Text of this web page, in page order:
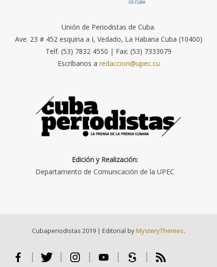
Unión de Periodistas de Cuba.
Ave. 23 # 452 esquina a I, Vedado, La Habana Cuba (10400)
Telf. (53) 7832 4550 | Fax: (53) 7333079
Escríbanos a redaccion@upec.cu
Edición y Realización:
Departamento de Comunicación de la UPEC
Cubaperiodistas 2019 | Editorial byMysteryThemes.
Facebook Twitter Instagram Youtube Scribd RSS